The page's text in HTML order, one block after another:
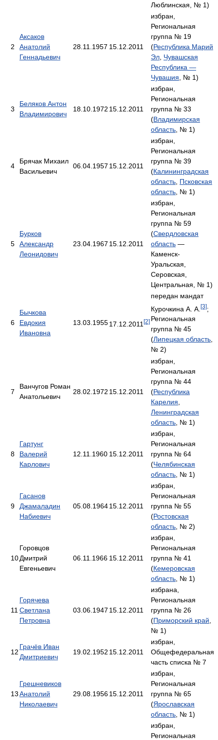
Люблинская, № 1)
2
Аксаков
Анатолий
Геннадьевич
28.11.1957 15.12.2011
избран,
Региональная
группа № 19
(Республика Марий
Эл Чувашская
Республика —
Чувашия , № 1)
3
Беляков Антон
Владимирович
18.10.1972 15.12.2011
избран,
Региональная
группа № 33
(Владимирская
область , № 1)
4
Брячак Михаил
Васильевич
06.04.1957 15.12.2011
избран,
Региональная
группа № 39
(Калининградская
область Псковская
область , № 1)
5
Бурков
Александр
Леонидович
23.04.1967 15.12.2011
избран,
Региональная
группа № 59
(Свердловская
область —
Каменск-
Уральская,
Серовская,
Центральная, № 1)
6
Бычкова
Евдокия
Ивановна
13.03.195517.12.2011 [2]
передан мандат
Курочкина А. А. [3];
Региональная
группа № 45
(Липецкая область,
№ 2)
7
Ванчугов Роман
Анатольевич
28.02.1972 15.12.2011
избран,
Региональная
группа № 44
(Республика
Карелия
Ленинградская
область , № 1)
8
Гартунг
Валерий
Карлович
12.11.1960 15.12.2011
избран,
Региональная
группа № 64
(Челябинская
область , № 1)
9
Гасанов
Джамаладин
Набиевич
05.08.196415.12.2011
избран,
Региональная
группа № 55
(Ростовская
область , № 2)
10
Горовцов
Дмитрий
Евгеньевич
06.11.1966 15.12.2011
избран,
Региональная
группа № 41
(Кемеровская
область , № 1)
11
Горячева
Светлана
Петровна
03.06.1947 15.12.2011
избрана,
Региональная
группа № 26
(Приморский край
№ 1)
12
Грачёв Иван
Дмитриевич
19.02.1952 15.12.2011
избран,
Общефедеральная
часть списка № 7
13
Грешневиков
Анатолий
Николаевич
29.08.195615.12.2011
избран,
Региональная
группа № 65
(Ярославская
область , № 1)
избран,
Региональная